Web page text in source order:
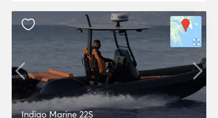
Indigo Marine 22S